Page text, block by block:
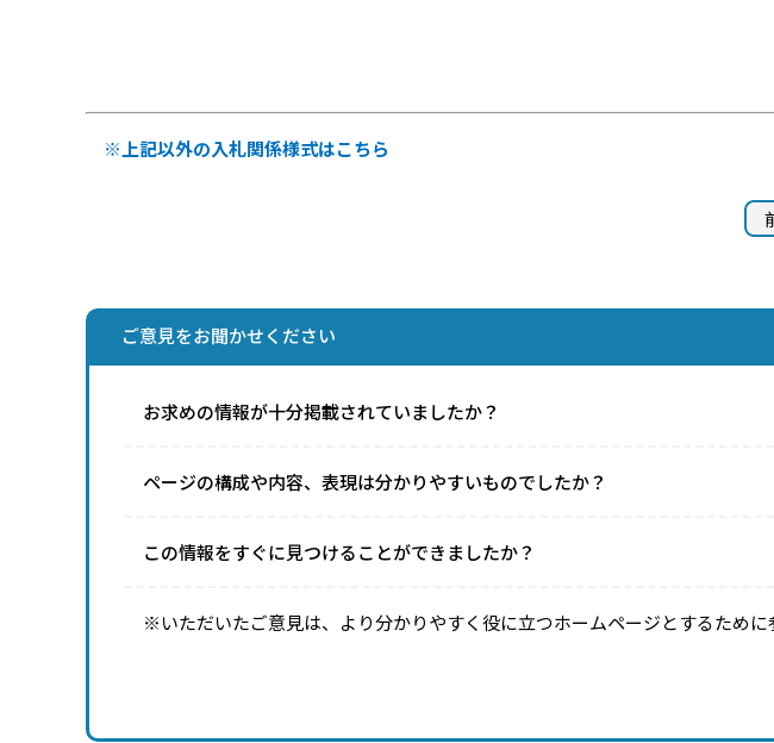
※上記以外の入札関係様式はこちら
ご意見をお聞かせください
お求めの情報が十分掲載されていましたか？
ページの構成や内容、表現は分かりやすいものでしたか？
この情報をすぐに見つけることができましたか？
※いただいたご意見は、より分かりやすく役に立つホームページとするために